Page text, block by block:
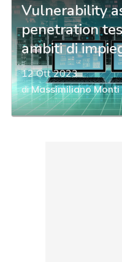
Vulnerability
penetration
ambiti di
12 Ott 2023
diMassimiliano Monti